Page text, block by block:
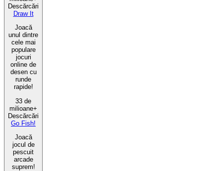
Descărcări
Draw It
Joacă
unul dintre
cele mai
populare
jocuri
online de
desen cu
runde
rapide!
33 de
milioane+
Descărcări
Go Fish!
Joacă
jocul de
pescuit
arcade
suprem!